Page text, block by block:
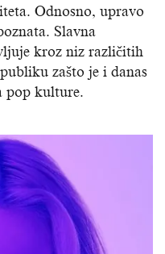
Odnosno, upravo
Slavna
kroz niz različitih
zašto je i danas
pop kulture.